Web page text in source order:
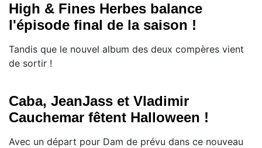
High & Fines Herbes balance
l'épisode final de la saison !
Tandis que le nouvel album des deux compères vient
de sortir !
Caba, JeanJass et Vladimir
Cauchemar fêtent Halloween !
Avec un départ pour Dam de prévu dans ce nouveau